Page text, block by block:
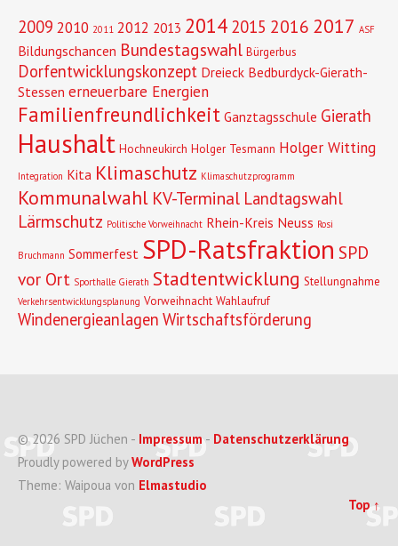
2009 2010 2011 2012 2013 2014 2015 2016 2017 ASF
Bildungschancen Bundestagswahl Bürgerbus
Dorfentwicklungskonzept Dreieck Bedburdyck-Gierath-
Stessen erneuerbare Energien
Familienfreundlichkeit Ganztagsschule Gierath
Haushalt Hochneukirch Holger Tesmann Holger Witting
Integration Kita Klimaschutz Klimaschutzprogramm
Kommunalwahl KV-Terminal Landtagswahl
Lärmschutz Politische Vorweihnacht Rhein-Kreis Neuss Rosi
Bruchmann Sommerfest SPD-Ratsfraktion SPD
vor Ort Sporthalle Gierath Stadtentwicklung Stellungnahme
Verkehrsentwicklungsplanung Vorweihnacht Wahlaufruf
Windenergieanlagen Wirtschaftsförderung
© 2026 SPD Jüchen - Impressum - Datenschutzerklärung
Proudly powered byWordPress
Theme: Waipoua von Elmastudio
Top ↑